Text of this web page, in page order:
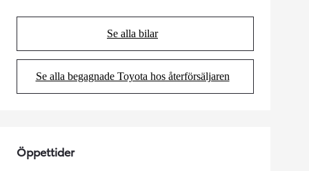
Se alla bilar
(Opens in new tab)
Se alla begagnade Toyota hos återförsäljaren
(Opens in new tab)
Öppettider